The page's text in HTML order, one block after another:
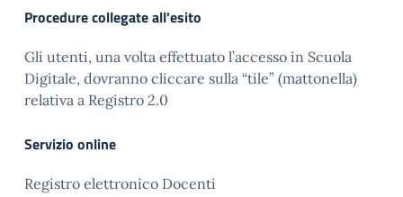
Procedure collegate all'esito
Gli utenti, una volta effettuato l’accesso in Scuola
Digitale, dovranno cliccare sulla “tile” (mattonella)
relativa a Registro 2.0
Servizio online
Registro elettronico Docenti